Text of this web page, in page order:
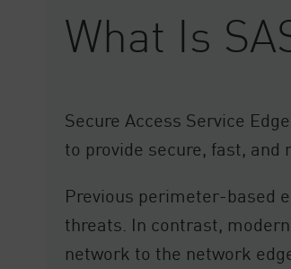
What Is
Secure Access Service
to provide secure, fast,
Previous perimeter-based
threats. In contrast,
network to the network